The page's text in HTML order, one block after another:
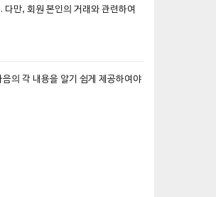
만, 회원 본인의 거래와 관련하여
의 각 내용을 알기 쉽게 제공하여야